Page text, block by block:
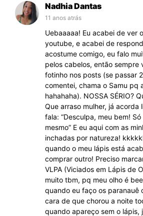
Nadhia Dantas
11 anos atrás
Uebaaaaa! Eu acabei de ver
youtube, e acabei de
acostume comigo, eu falo
pelos cabelos, então sempre
fotinho nos posts (se passar
comentei, chama o Samu pq
hahahaha). NOSSA SÉRIO?
Que arraso mulher, já acorda
fala: “Desculpa, meu bem!
mesmo” E eu aqui com as
inchadas por natureza!
quando o meu lápis está
comprar outro! Preciso
VLPA (Viciados em Lápis de
muito tbm, pq meu olho é
quando eu faço os paranauê
cara de que chorou a noite
quando apareço sem o lápis,